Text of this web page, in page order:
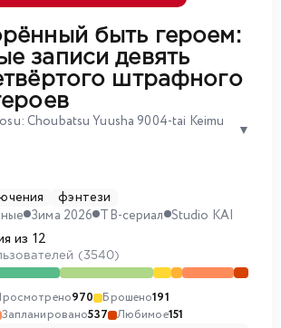
быть героем:
записи девять
штрафного
Choubatsu Yuusha 9004-tai Keimu
▼
фэнтези
Зима 2026 ТВ-сериал Studio KAI
из 12
(3540)
970 Брошено191
Запланировано537 Любимое151